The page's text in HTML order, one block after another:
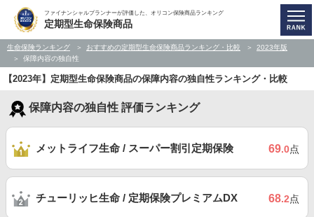
ファイナンシャルプランナーが評価した、オリコン保険商品ランキング
定期型生命保険商品
生命保険ランキング おすすめの定期型生命保険商品ランキング・比較
2023年版
保障内容の独自性
【2023年】定期型生命保険商品の保障内容の独自性ランキング・比較
保障内容の独自性 評価ランキング
メットライフ生命 / スーパー割引定期保険 69.0点
チューリッヒ生命 / 定期保険プレミアムDX 68.2点